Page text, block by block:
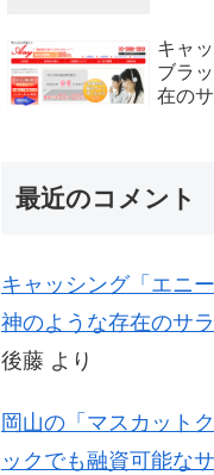
キャ
ブラ
在の
最近のコメント
キャッシング「エニ
神のような存在のサ
後藤 より
岡山の「マスカット
ックでも融資可能な